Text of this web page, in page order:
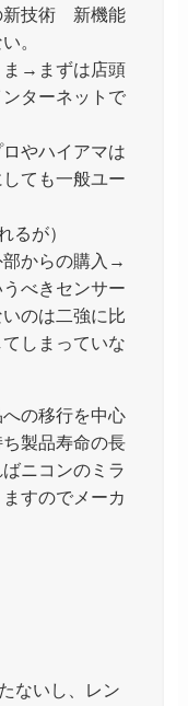
技術 新機能
い。
→まずは店頭
ターネットで
やハイアマは
ても一般ユー
るが）
からの購入→
べきセンサー
のは二強に比
しまっていな
の移行を中心
製品寿命の長
ニコンのミラ
すのでメーカ
ないし、レン